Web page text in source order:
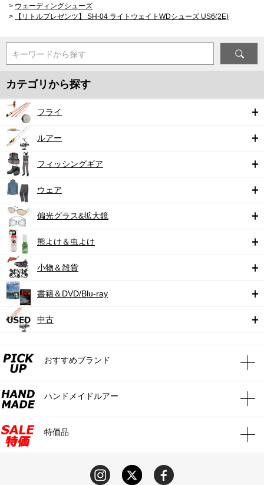
> ウェーディングシューズ
>
【リトルプレゼンツ】 SH-04 ライトウェイトWDシューズ US6(2E)
キーワードから探す
カテゴリから探す
フライ
ルアー
フィッシングギア
ウェア
偏光グラス&拡大鏡
熊よけ＆虫よけ
小物＆雑貨
書籍＆DVD/Blu-ray
中古
おすすめブランド
ハンドメイドルアー
特価品